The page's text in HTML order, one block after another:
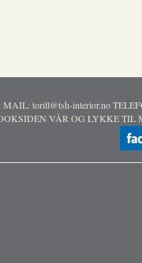
torill@tsh-interior.no
VÅR OG LYKKE TIL